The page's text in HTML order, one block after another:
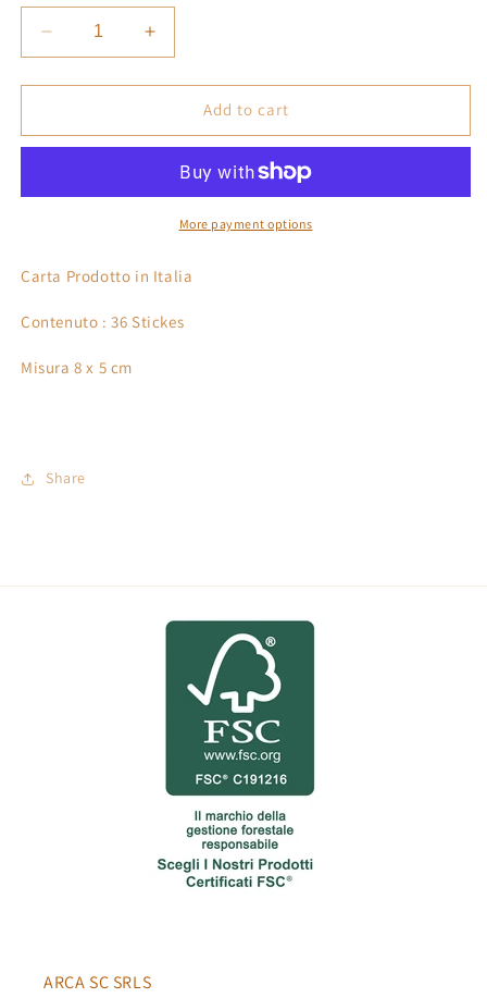
Decrease
quantity
for
natalizie
da
Increase
quantity
for
Sticker
natalizie
confezione
da
Add to cart
More payment options
Carta Prodotto in Italia
Contenuto : 36 Stickes
Misura 8 x 5 cm
Share
ARCA SC SRLS